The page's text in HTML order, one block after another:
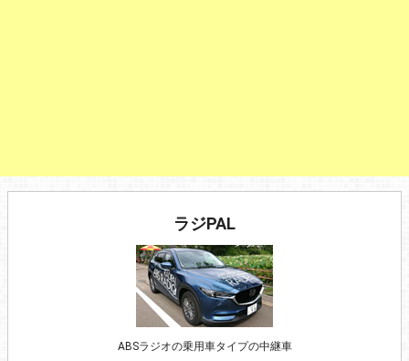
ラジPAL
ABSラジオの乗用車タイプの中継車